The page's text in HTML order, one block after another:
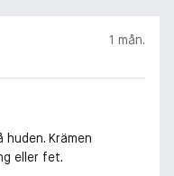
1 mån.
Krämen
eller fet.